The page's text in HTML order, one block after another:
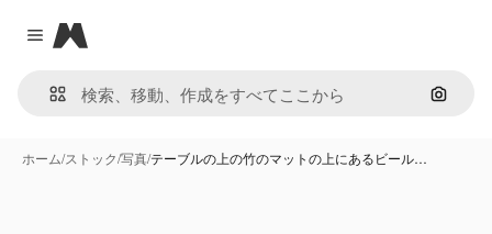
Close menu
Magnific
画像で
ホーム/ストック/写真/テーブルの上の竹のマットの上にあるビール…